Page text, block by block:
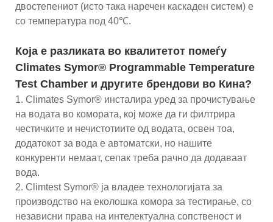
двостепениот (исто така наречен каскаден систем) е
со температура под 40℃.
Која е разликата во квалитетот помеѓу
Climates Symor® Programmable Temperature
Test Chamber и другите брендови во Кина?
1. Climates Symor® инсталира уред за прочистување
на водата во комората, кој може да ги филтрира
честичките и нечистотиите од водата, освен тоа,
додатокот за вода е автоматски, но нашите
конкуренти немаат, сепак треба рачно да додаваат
вода.
2. Climtest Symor® ја владее технологијата за
производство на еколошка комора за тестирање, со
независни права на интелектуална сопственост и